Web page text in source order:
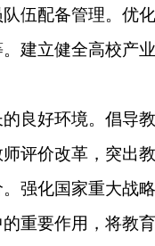
伍配备管理。优
建立健全高校产
的良好环境。倡
评价改革，突出
强化国家重大战
重要作用，将教